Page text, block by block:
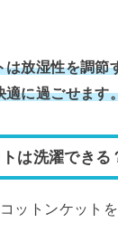
は放湿性を調節
適に過ごせます
は洗濯できる
ットンケット